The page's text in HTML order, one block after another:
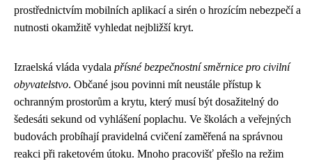
prostřednictvím mobilních aplikací a sirén o hrozícím nebezpečí a
nutnosti okamžitě vyhledat nejbližší kryt.
Izraelská vláda vydala přísné bezpečnostní směrnice pro civilní
obyvatelstvo. Občané jsou povinni mít neustále přístup k
ochranným prostorům a krytu, který musí být dosažitelný do
šedesáti sekund od vyhlášení poplachu. Ve školách a veřejných
budovách probíhají pravidelná cvičení zaměřená na správnou
reakci při raketovém útoku. Mnoho pracovišť přešlo na režim